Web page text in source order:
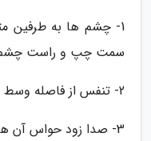
1- چشم ها به طرفین
سمت چپ و راست چشم
2- تنفس از فاصله وسط سینه
3- صدا زود حواس آن ها را پرت می نماید.